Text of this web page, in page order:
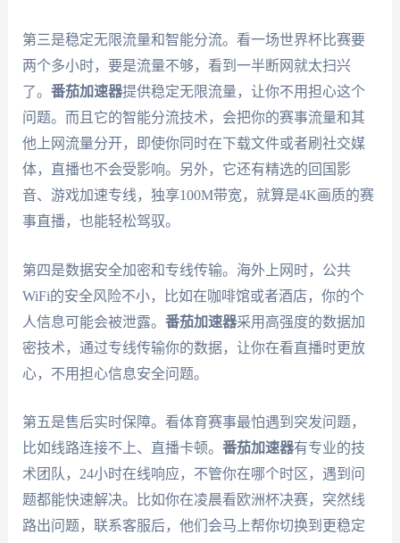
第三是稳定无限流量和智能分流。看一场世界杯比赛要
两个多小时，要是流量不够，看到一半断网就太扫兴
了。 番茄加速器提供稳定无限流量，让你不用担心这个
问题。而且它的智能分流技术，会把你的赛事流量和其
他上网流量分开，即使你同时在下载文件或者刷社交媒
体，直播也不会受影响。另外，它还有精选的回国影
音、游戏加速专线，独享100M带宽，就算是4K画质的赛
事直播，也能轻松驾驭。
第四是数据安全加密和专线传输。海外上网时，公共
WiFi的安全风险不小，比如在咖啡馆或者酒店，你的个
人信息可能会被泄露。 番茄加速器采用高强度的数据加
密技术，通过专线传输你的数据，让你在看直播时更放
心，不用担心信息安全问题。
第五是售后实时保障。看体育赛事最怕遇到突发问题，
比如线路连接不上、直播卡顿。 番茄加速器有专业的技
术团队，24小时在线响应，不管你在哪个时区，遇到问
题都能快速解决。比如你在凌晨看欧洲杯决赛，突然线
路出问题，联系客服后，他们会马上帮你切换到更稳定